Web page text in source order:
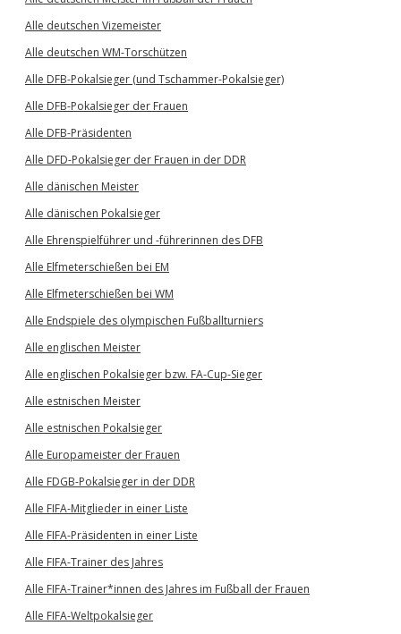
Alle deutschen Vizemeister
Alle deutschen WM-Torschützen
Alle DFB-Pokalsieger (und Tschammer-Pokalsieger)
Alle DFB-Pokalsieger der Frauen
Alle DFB-Präsidenten
Alle DFD-Pokalsieger der Frauen in der DDR
Alle dänischen Meister
Alle dänischen Pokalsieger
Alle Ehrenspielführer und -führerinnen des DFB
Alle Elfmeterschießen bei EM
Alle Elfmeterschießen bei WM
Alle Endspiele des olympischen Fußballturniers
Alle englischen Meister
Alle englischen Pokalsieger bzw. FA-Cup-Sieger
Alle estnischen Meister
Alle estnischen Pokalsieger
Alle Europameister der Frauen
Alle FDGB-Pokalsieger in der DDR
Alle FIFA-Mitglieder in einer Liste
Alle FIFA-Präsidenten in einer Liste
Alle FIFA-Trainer des Jahres
Alle FIFA-Trainer*innen des Jahres im Fußball der Frauen
Alle FIFA-Weltpokalsieger